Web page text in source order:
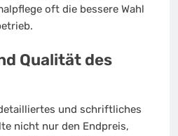
oft die bessere Wahl
Qualität des
und schriftliches
nicht nur den Endpreis,